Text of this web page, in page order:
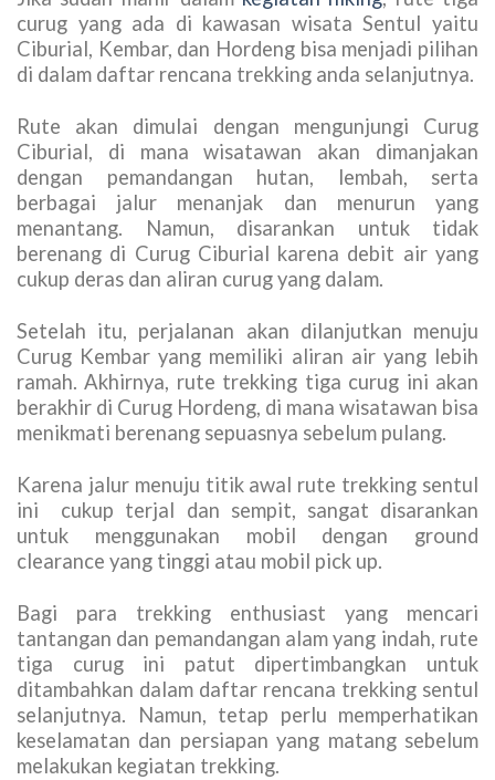
curug yang ada di kawasan wisata Sentul yaitu
Ciburial, Kembar, dan Hordeng bisa menjadi pilihan
di dalam daftar rencana trekking anda selanjutnya.
Rute akan dimulai dengan mengunjungi Curug
Ciburial, di mana wisatawan akan dimanjakan
dengan pemandangan hutan, lembah, serta
berbagai jalur menanjak dan menurun yang
menantang. Namun, disarankan untuk tidak
berenang di Curug Ciburial karena debit air yang
cukup deras dan aliran curug yang dalam.
Setelah itu, perjalanan akan dilanjutkan menuju
Curug Kembar yang memiliki aliran air yang lebih
ramah. Akhirnya, rute trekking tiga curug ini akan
berakhir di Curug Hordeng, di mana wisatawan bisa
menikmati berenang sepuasnya sebelum pulang.
Karena jalur menuju titik awal rute trekking sentul
ini cukup terjal dan sempit, sangat disarankan
untuk menggunakan mobil dengan ground
clearance yang tinggi atau mobil pick up.
Bagi para trekking enthusiast yang mencari
tantangan dan pemandangan alam yang indah, rute
tiga curug ini patut dipertimbangkan untuk
ditambahkan dalam daftar rencana trekking sentul
selanjutnya. Namun, tetap perlu memperhatikan
keselamatan dan persiapan yang matang sebelum
melakukan kegiatan trekking.